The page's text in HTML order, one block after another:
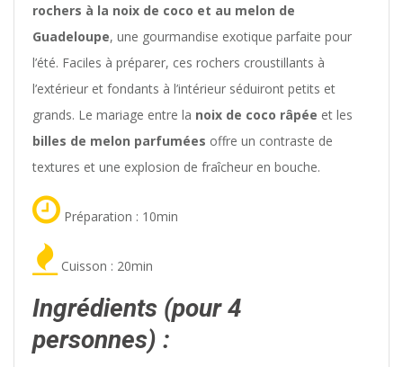
rochers à la noix de coco et au melon de
Guadeloupe, une gourmandise exotique parfaite pour
l’été. Faciles à préparer, ces rochers croustillants à
l’extérieur et fondants à l’intérieur séduiront petits et
grands. Le mariage entre la noix de coco râpée et les
billes de melon parfumées offre un contraste de
textures et une explosion de fraîcheur en bouche.
Préparation : 10min
Cuisson : 20min
Ingrédients (pour 4
personnes) :